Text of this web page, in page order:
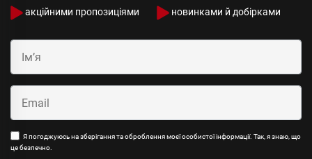
акційними пропозиціями новинками й добірками
Я погоджуюсь на зберігання та оброблення моєї особистої інформації. Так, я знаю, що
це безпечно.